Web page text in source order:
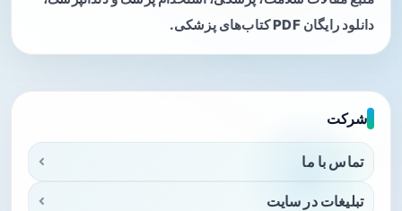
دانلود رایگان PDF کتاب‌های پزشکی.
شرکت
تماس با ما
تبلیغات در سایت